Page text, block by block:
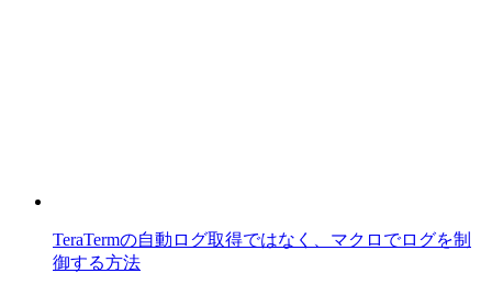
TeraTermの自動ログ取得ではなく、マクロでログを制
御する方法